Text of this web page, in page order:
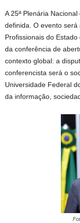
A 25ª Plenária
definida. O evento
Profissionais do
da conferência de
contexto global: a
conferencista será o
Universidade Federal
da informação,